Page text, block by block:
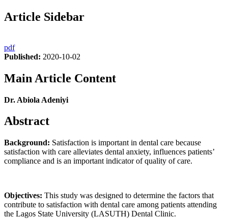
Article Sidebar
pdf
Published: 2020-10-02
Main Article Content
Dr. Abiola Adeniyi
Abstract
Background: Satisfaction is important in dental care because
satisfaction with care alleviates dental anxiety, influences patients’
compliance and is an important indicator of quality of care.
Objectives: This study was designed to determine the factors that
contribute to satisfaction with dental care among patients attending
the Lagos State University (LASUTH) Dental Clinic.